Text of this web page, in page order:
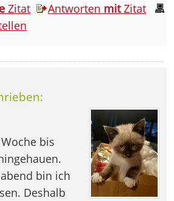
Zitat Antworten mitZitat
bis
bin ich
Deshalb